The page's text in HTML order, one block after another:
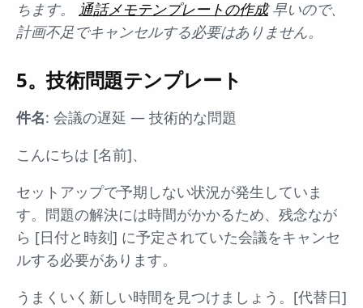
ちます。 通話メモテンプレートの作成早いので、
計画不足でキャンセルする必要はありません。
5。技術問題テンプレート
件名: 会議の遅延 — 技術的な問題
こんにちは [名前]、
セットアップで予期しない状況が発生していま
す。問題の解決には時間がかかるため、残念なが
ら [日付と時刻] に予定されていた会議をキャンセ
ルする必要があります。
うまくいく新しい時間を見つけましょう。[代替日]